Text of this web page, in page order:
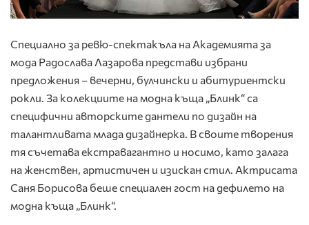
Специално за ревю-спектакъла на Академията за
мода Радослава Лазарова представи избрани
предложения – вечерни, булчински и абитуриентски
рокли. За колекциите на модна къща „Блинк“ са
специфични авторските дантели по дизайн на
талантливата млада дизайнерка. В своите творения
тя съчетава екстравагантно и носимо, като залага
на женствен, артистичен и изискан стил. Актрисата
Саня Борисова беше специален гост на дефилето на
модна къща „Блинк“.